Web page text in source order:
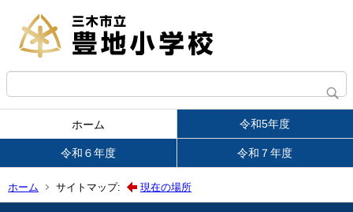
ホーム 令和5年度
令和６年度 令和７年度
ホーム サイトマップ: 現在の場所